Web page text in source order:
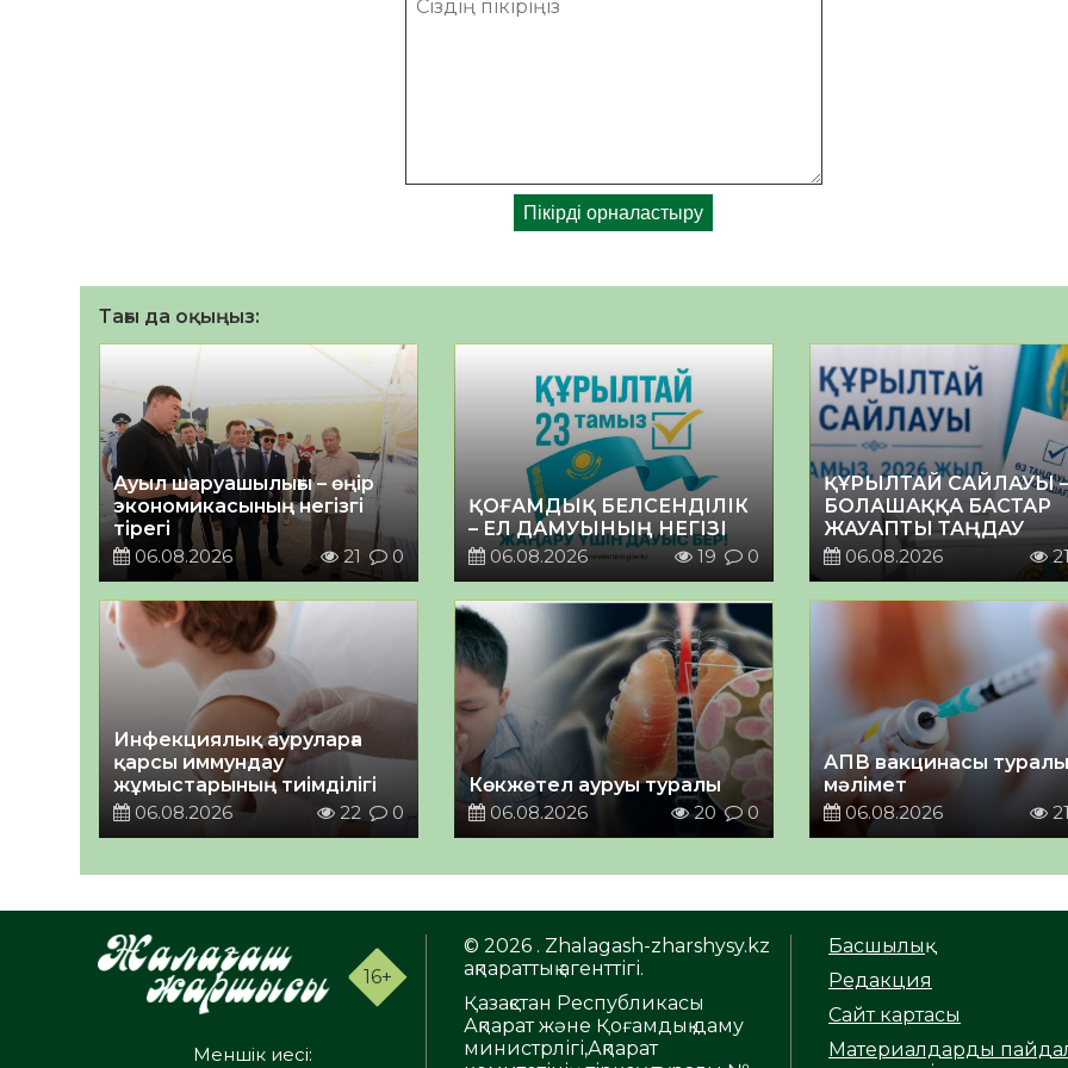
Тағы да оқыңыз:
Ауыл шаруашылығы – өңір
экономикасының негізгі
тірегі
06.08.2026
21 0
ҚОҒАМДЫҚ БЕЛСЕНДІЛІК
– ЕЛ ДАМУЫНЫҢ НЕГІЗІ
06.08.2026
19 0
ҚҰРЫЛТАЙ САЙЛАУЫ –
БОЛАШАҚҚА БАСТАР
ЖАУАПТЫ ТАҢДАУ
06.08.2026
Инфекциялық ауруларға
қарсы иммундау
жұмыстарының тиімділігі
06.08.2026
22 0
Көкжөтел ауруы туралы
06.08.2026
20 0
АПВ вакцинасы туралы
мәлімет
06.08.2026
16+
Меншік иесі:
© 2026 . Zhalagash-zharshysy.kz
ақпараттық агенттігі.
Қазақстан Республикасы
Ақпарат және Қоғамдық даму
министрлігі,Ақпарат
Басшылық
Редакция
Сайт картасы
Материалдарды